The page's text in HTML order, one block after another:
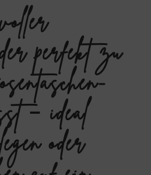
perfekt zu
– ideal
oder